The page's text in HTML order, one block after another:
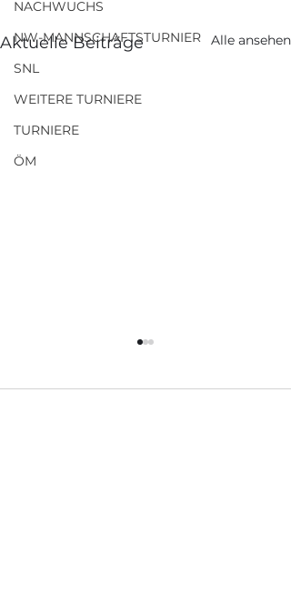
NACHWUCHS
NW-MANNSCHAFTSTURNIER
SNL
WEITERE TURNIERE
TURNIERE
ÖM
Aktuelle Beiträge Alle ansehen